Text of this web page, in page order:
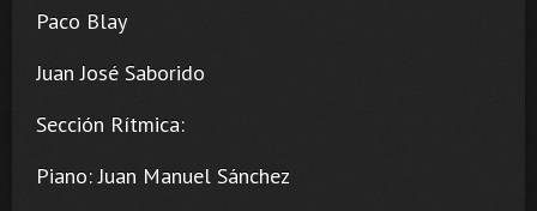
Paco Blay
Juan José Saborido
Sección Rítmica:
Piano: Juan Manuel Sánchez